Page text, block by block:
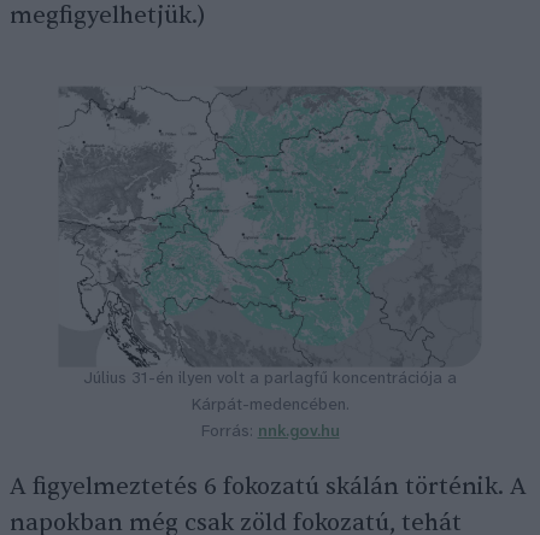
megfigyelhetjük.)
Július 31-én ilyen volt a parlagfű koncentrációja a
Kárpát-medencében.
Forrás: nnk.gov.hu
A figyelmeztetés 6 fokozatú skálán történik. A
napokban még csak zöld fokozatú, tehát